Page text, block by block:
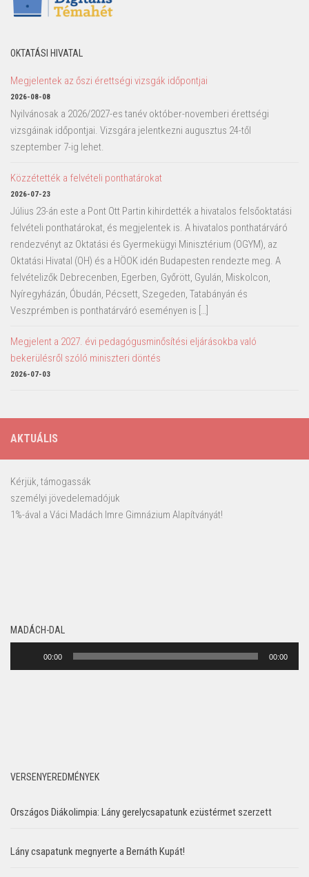
OKTATÁSI HIVATAL
Megjelentek az őszi érettségi vizsgák időpontjai
2026-08-08
Nyilvánosak a 2026/2027-es tanév október-novemberi érettségi
vizsgáinak időpontjai. Vizsgára jelentkezni augusztus 24-től
szeptember 7-ig lehet.
Közzétették a felvételi ponthatárokat
2026-07-23
Július 23-án este a Pont Ott Partin kihirdették a hivatalos felsőoktatási
felvételi ponthatárokat, és megjelentek is. A hivatalos ponthatárváró
rendezvényt az Oktatási és Gyermekügyi Minisztérium (OGYM), az
Oktatási Hivatal (OH) és a HÖOK idén Budapesten rendezte meg. A
felvételizők Debrecenben, Egerben, Győrött, Gyulán, Miskolcon,
Nyíregyházán, Óbudán, Pécsett, Szegeden, Tatabányán és
Veszprémben is ponthatárváró eseményen is […]
Megjelent a 2027. évi pedagógusminősítési eljárásokba való
bekerülésről szóló miniszteri döntés
2026-07-03
AKTUÁLIS
Kérjük, támogassák
személyi jövedelemadójuk
1%-ával a Váci Madách Imre Gimnázium Alapítványát!
MADÁCH-DAL
00:00 00:00
VERSENYEREDMÉNYEK
Országos Diákolimpia: Lány gerelycsapatunk ezüstérmet szerzett
Lány csapatunk megnyerte a Bernáth Kupát!